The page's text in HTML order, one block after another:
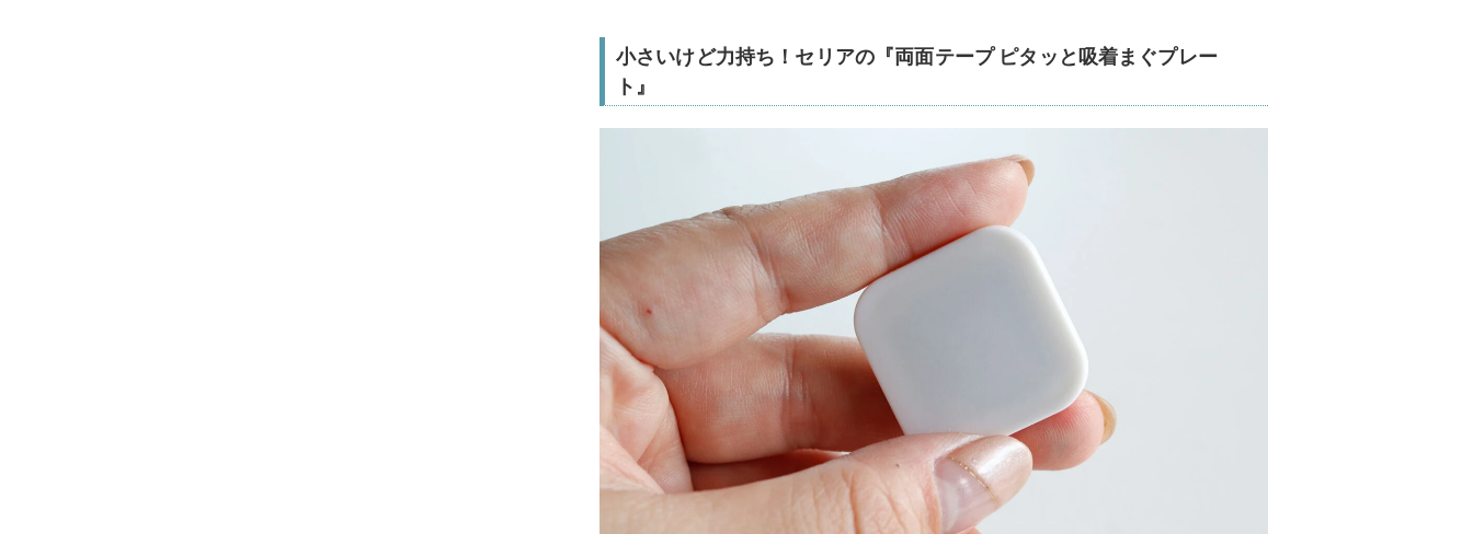
小さいけど力持ち！セリアの『両面テープ ピタッと吸着まぐプレー
ト』